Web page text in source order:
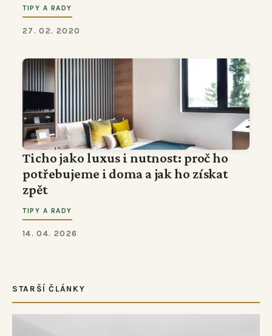
TIPY A RADY
27. 02. 2020
Ticho jako luxus i nutnost: proč ho
potřebujeme i doma a jak ho získat
zpět
TIPY A RADY
14. 04. 2026
STARŠÍ ČLÁNKY